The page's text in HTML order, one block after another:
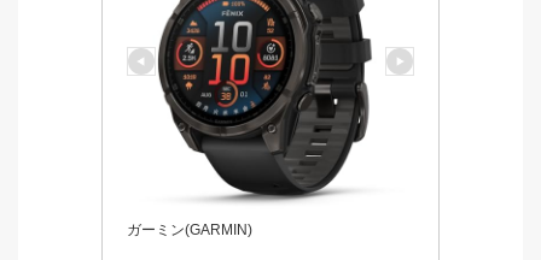
ガーミン(GARMIN)